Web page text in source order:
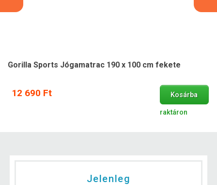
Gorilla Sports Jógamatrac 190 x 100 cm fekete
12 690 Ft Kosárba
raktáron
Jelenleg